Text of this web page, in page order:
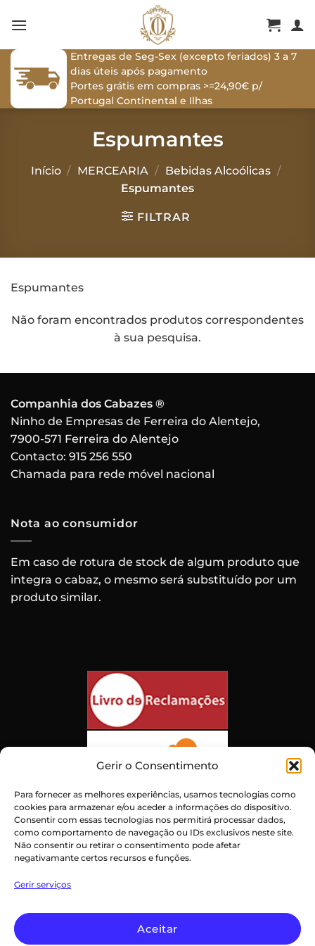
Gerir o Consentimento
Para fornecer as melhores experiências, usamos tecnologias como
cookies para armazenar e/ou aceder a informações do dispositivo.
Consentir com essas tecnologias nos permitirá processar dados,
como comportamento de navegação ou IDs exclusivos neste site.
Não consentir ou retirar o consentimento pode afetar
negativamante certos recursos e funções.
Gerir serviços
Aceitar
Entregas de Seg-Sex (excepto feriados) 3 a 7
dias úteis após pagamento
Portes grátis em compras >=24,90€ p/
Portugal Continental e Ilhas
Espumantes
Início / MERCEARIA / Bebidas Alcoólicas /
Espumantes
FILTRAR
Espumantes
Não foram encontrados produtos correspondentes
à sua pesquisa.
Companhia dos Cabazes ®
Ninho de Empresas de Ferreira do Alentejo,
7900-571 Ferreira do Alentejo
Contacto: 915 256 550
Chamada para rede móvel nacional
Nota ao consumidor
Em caso de rotura de stock de algum produto que
integra o cabaz, o mesmo será substituído por um
produto similar.